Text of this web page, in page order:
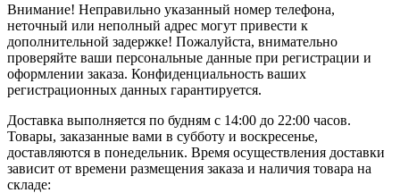
Внимание! Неправильно указанный номер телефона,
неточный или неполный адрес могут привести к
дополнительной задержке! Пожалуйста, внимательно
проверяйте ваши персональные данные при регистрации и
оформлении заказа. Конфиденциальность ваших
регистрационных данных гарантируется.
Доставка выполняется по будням с 14:00 до 22:00 часов.
Товары, заказанные вами в субботу и воскресенье,
доставляются в понедельник. Время осуществления доставки
зависит от времени размещения заказа и наличия товара на
складе: